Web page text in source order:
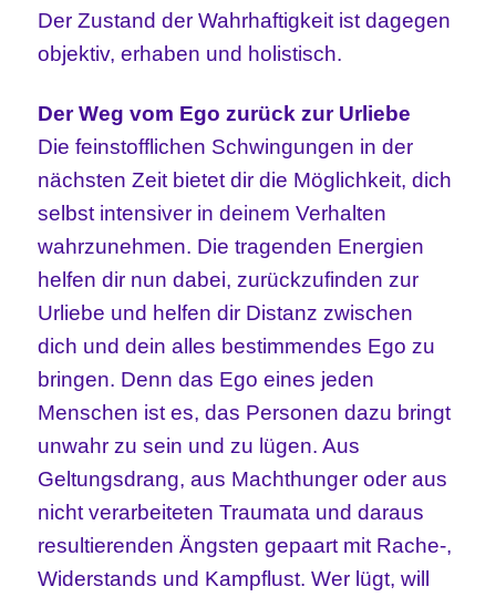
Der Zustand der Wahrhaftigkeit ist dagegen
objektiv, erhaben und holistisch.
Der Weg vom Ego zurück zur Urliebe
Die feinstofflichen Schwingungen in der
nächsten Zeit bietet dir die Möglichkeit, dich
selbst intensiver in deinem Verhalten
wahrzunehmen. Die tragenden Energien
helfen dir nun dabei, zurückzufinden zur
Urliebe und helfen dir Distanz zwischen
dich und dein alles bestimmendes Ego zu
bringen. Denn das Ego eines jeden
Menschen ist es, das Personen dazu bringt
unwahr zu sein und zu lügen. Aus
Geltungsdrang, aus Machthunger oder aus
nicht verarbeiteten Traumata und daraus
resultierenden Ängsten gepaart mit Rache-,
Widerstands und Kampflust. Wer lügt, will